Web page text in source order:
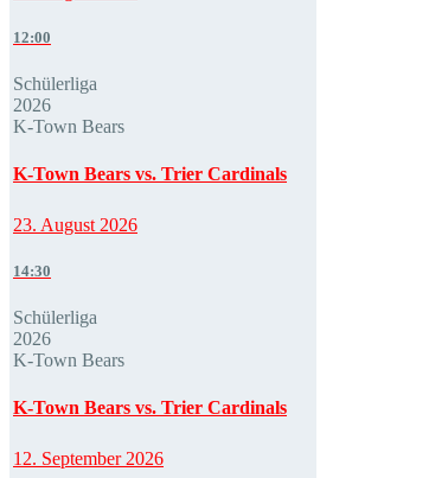
12:00
Schülerliga
2026
K-Town Bears
K-Town Bears vs. Trier Cardinals
23. August 2026
14:30
Schülerliga
2026
K-Town Bears
K-Town Bears vs. Trier Cardinals
12. September 2026